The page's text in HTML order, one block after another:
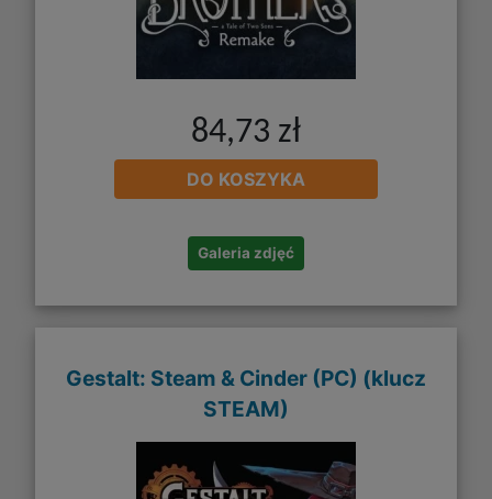
84,73 zł
DO KOSZYKA
Galeria zdjęć
Gestalt: Steam & Cinder (PC) (klucz
STEAM)